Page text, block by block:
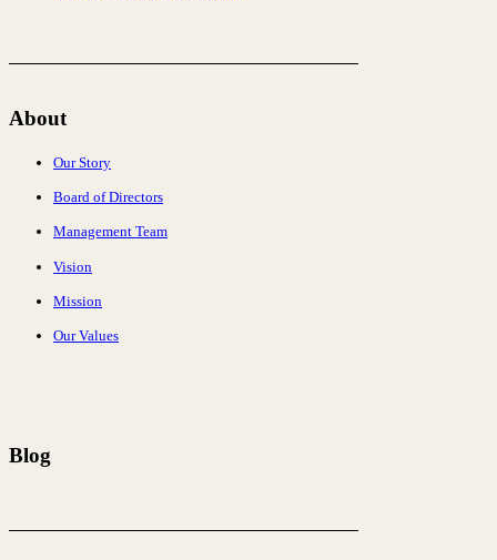
About
Our Story
Board of Directors
Management Team
Vision
Mission
Our Values
Blog